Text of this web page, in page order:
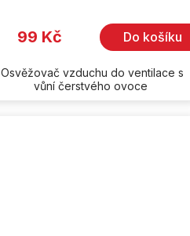
99 Kč Do košíku
Osvěžovač vzduchu do ventilace s
vůní čerstvého ovoce